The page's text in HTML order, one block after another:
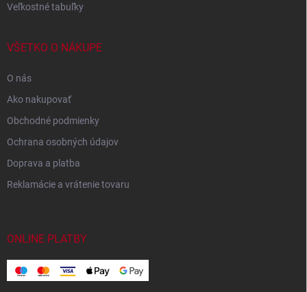
Veľkostné tabuľky
VŠETKO O NÁKUPE
O nás
Ako nakupovať
Obchodné podmienky
Ochrana osobných údajov
Doprava a platba
Reklamácie a vrátenie tovaru
ONLINE PLATBY